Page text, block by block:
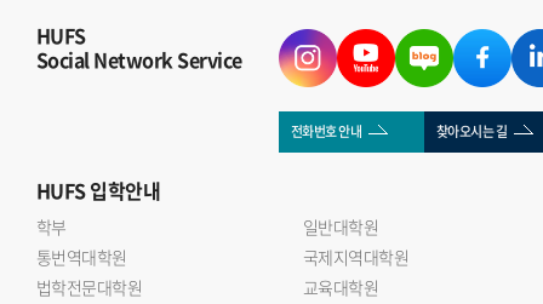
HUFS
Social Network Service
전화번호 안내 찾아오시는 길
HUFS입학안내
학부
일반대학원
통번역대학원
국제지역대학원
법학전문대학원
교육대학원